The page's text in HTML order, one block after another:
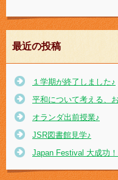
最近の投稿
１学期が終了しました♪
平和について考える、
オランダ出前授業♪
JSR図書館見学♪
Japan Festival 大成功！